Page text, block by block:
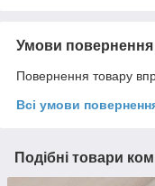
Умови повернення
Повернення товару
Всі умови
Подібні товари